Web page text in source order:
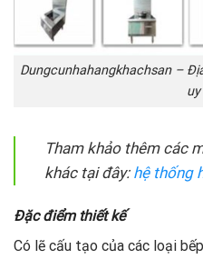
Dungcunhahangkhachsan –
Tham khảo thêm các
khác tại đây: hệ thống
Đặc điểm thiết kế
Có lẽ cấu tạo của các loại